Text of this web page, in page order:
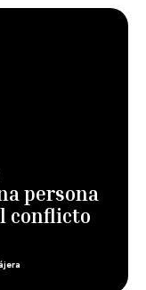
persona
conflicto